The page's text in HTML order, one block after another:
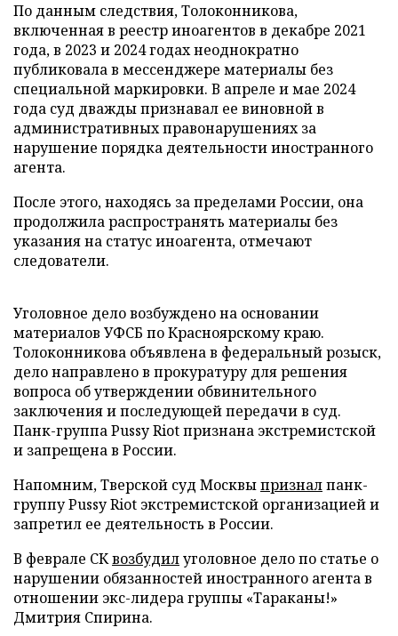
По данным следствия, Толоконникова,
включенная в реестр иноагентов в декабре 2021
года, в 2023 и 2024 годах неоднократно
публиковала в мессенджере материалы без
специальной маркировки. В апреле и мае 2024
года суд дважды признавал ее виновной в
административных правонарушениях за
нарушение порядка деятельности иностранного
агента.
После этого, находясь за пределами России, она
продолжила распространять материалы без
указания на статус иноагента, отмечают
следователи.
Уголовное дело возбуждено на основании
материалов УФСБ по Красноярскому краю.
Толоконникова объявлена в федеральный розыск,
дело направлено в прокуратуру для решения
вопроса об утверждении обвинительного
заключения и последующей передачи в суд.
Панк-группа Pussy Riot признана экстремистской
и запрещена в России.
Напомним, Тверской суд Москвыпризналпанк-
группу Pussy Riot экстремистской организацией и
запретил ее деятельность в России.
В феврале СКвозбудилуголовное дело по статье о
нарушении обязанностей иностранного агента в
отношении экс-лидера группы «Тараканы!»
Дмитрия Спирина.